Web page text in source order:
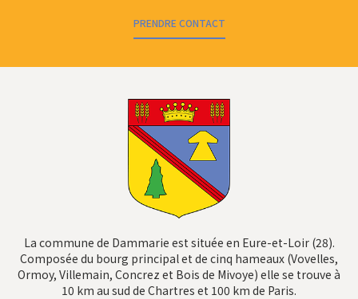
PRENDRE CONTACT
La commune de Dammarie est située en Eure-et-Loir (28).
Composée du bourg principal et de cinq hameaux (Vovelles,
Ormoy, Villemain, Concrez et Bois de Mivoye) elle se trouve à
10 km au sud de Chartres et 100 km de Paris.